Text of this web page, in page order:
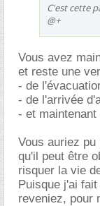
C'est cette
@+
Vous avez
et reste une
- de
- de l'arrivée
- et
Vous auriez
qu'il peut être
risquer la vie
Puisque j'ai
reveniez, pour